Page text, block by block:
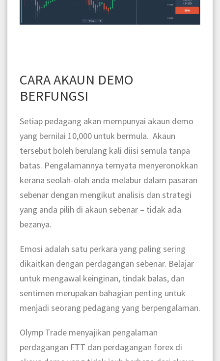
CARA AKAUN DEMO
BERFUNGSI
Setiap pedagang akan mempunyai akaun demo
yang bernilai 10,000 untuk bermula. Akaun
tersebut boleh berulang kali diisi semula tanpa
batas. Pengalamannya ternyata menyeronokkan
kerana seolah-olah anda melabur dalam pasaran
sebenar dengan mengikut analisis dan strategi
yang anda pilih di akaun sebenar – tidak ada
bezanya.
Emosi adalah satu perkara yang paling sering
dikaitkan dengan perdagangan sebenar. Belajar
untuk mengawal keinginan, tindak balas, dan
sentimen merupakan bahagian penting untuk
menjadi seorang pedagang yang berpengalaman.
Olymp Trade menyajikan pengalaman
perdagangan FTT dan perdagangan forex di